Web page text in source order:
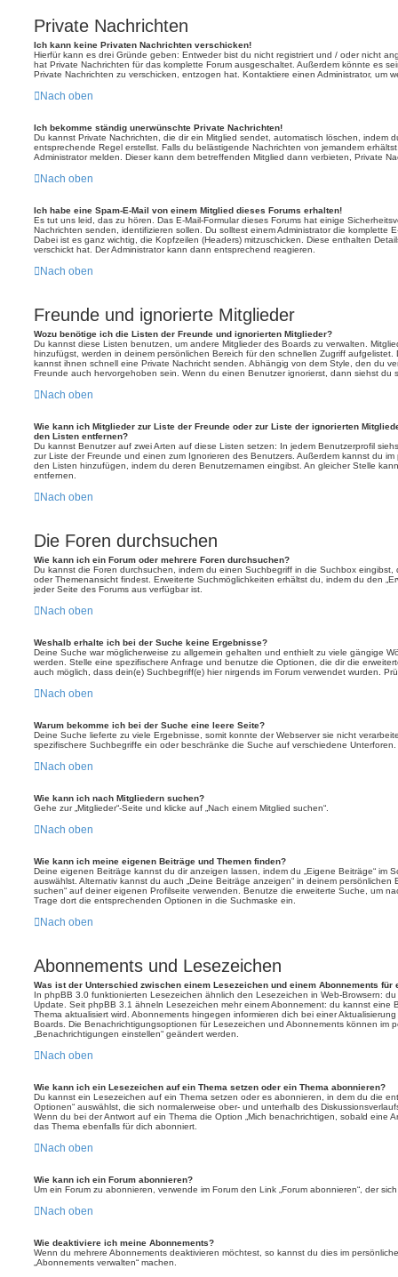
Private Nachrichten
Ich kann keine Privaten Nachrichten verschicken!
Hierfür kann es drei Gründe geben: Entweder bist du nicht registriert und / oder nicht
hat Private Nachrichten für das komplette Forum ausgeschaltet. Außerdem könnte es
Private Nachrichten zu verschicken, entzogen hat. Kontaktiere einen Administrator, um
Nach oben
Ich bekomme ständig unerwünschte Private Nachrichten!
Du kannst Private Nachrichten, die dir ein Mitglied sendet, automatisch löschen, indem
entsprechende Regel erstellst. Falls du belästigende Nachrichten von jemandem
Administrator melden. Dieser kann dem betreffenden Mitglied dann verbieten, Private
Nach oben
Ich habe eine Spam-E-Mail von einem Mitglied dieses Forums erhalten!
Es tut uns leid, das zu hören. Das E-Mail-Formular dieses Forums hat einige
Nachrichten senden, identifizieren sollen. Du solltest einem Administrator die komplette
Dabei ist es ganz wichtig, die Kopfzeilen (Headers) mitzuschicken. Diese enthalten
verschickt hat. Der Administrator kann dann entsprechend reagieren.
Nach oben
Freunde und ignorierte Mitglieder
Wozu benötige ich die Listen der Freunde und ignorierten Mitglieder?
Du kannst diese Listen benutzen, um andere Mitglieder des Boards zu verwalten.
hinzufügst, werden in deinem persönlichen Bereich für den schnellen Zugriff
kannst ihnen schnell eine Private Nachricht senden. Abhängig von dem Style, den du
Freunde auch hervorgehoben sein. Wenn du einen Benutzer ignorierst, dann siehst du
Nach oben
Wie kann ich Mitglieder zur Liste der Freunde oder zur Liste der ignorierten
den Listen entfernen?
Du kannst Benutzer auf zwei Arten auf diese Listen setzen: In jedem Benutzerprofil
zur Liste der Freunde und einen zum Ignorieren des Benutzers. Außerdem kannst du
den Listen hinzufügen, indem du deren Benutzernamen eingibst. An gleicher Stelle
entfernen.
Nach oben
Die Foren durchsuchen
Wie kann ich ein Forum oder mehrere Foren durchsuchen?
Du kannst die Foren durchsuchen, indem du einen Suchbegriff in die Suchbox eingibst,
oder Themenansicht findest. Erweiterte Suchmöglichkeiten erhältst du, indem du den
jeder Seite des Forums aus verfügbar ist.
Nach oben
Weshalb erhalte ich bei der Suche keine Ergebnisse?
Deine Suche war möglicherweise zu allgemein gehalten und enthielt zu viele gängige
werden. Stelle eine spezifischere Anfrage und benutze die Optionen, die dir die
auch möglich, dass dein(e) Suchbegriff(e) hier nirgends im Forum verwendet wurden.
Nach oben
Warum bekomme ich bei der Suche eine leere Seite?
Deine Suche lieferte zu viele Ergebnisse, somit konnte der Webserver sie nicht
spezifischere Suchbegriffe ein oder beschränke die Suche auf verschiedene Unterforen.
Nach oben
Wie kann ich nach Mitgliedern suchen?
Gehe zur „Mitglieder“-Seite und klicke auf „Nach einem Mitglied suchen“.
Nach oben
Wie kann ich meine eigenen Beiträge und Themen finden?
Deine eigenen Beiträge kannst du dir anzeigen lassen, indem du „Eigene Beiträge“ im
auswählst. Alternativ kannst du auch „Deine Beiträge anzeigen“ in deinem persönlichen
suchen“ auf deiner eigenen Profilseite verwenden. Benutze die erweiterte Suche, um
Trage dort die entsprechenden Optionen in die Suchmaske ein.
Nach oben
Abonnements und Lesezeichen
Was ist der Unterschied zwischen einem Lesezeichen und einem Abonnements für
In phpBB 3.0 funktionierten Lesezeichen ähnlich den Lesezeichen in Web-Browsern:
Update. Seit phpBB 3.1 ähneln Lesezeichen mehr einem Abonnement: du kannst eine
Thema aktualisiert wird. Abonnements hingegen informieren dich bei einer
Boards. Die Benachrichtigungsoptionen für Lesezeichen und Abonnements können im
„Benachrichtigungen einstellen“ geändert werden.
Nach oben
Wie kann ich ein Lesezeichen auf ein Thema setzen oder ein Thema abonnieren?
Du kannst ein Lesezeichen auf ein Thema setzen oder es abonnieren, in dem du die
Optionen“ auswählst, die sich normalerweise ober- und unterhalb des
Wenn du bei der Antwort auf ein Thema die Option „Mich benachrichtigen, sobald eine
das Thema ebenfalls für dich abonniert.
Nach oben
Wie kann ich ein Forum abonnieren?
Um ein Forum zu abonnieren, verwende im Forum den Link „Forum abonnieren“, der
Nach oben
Wie deaktiviere ich meine Abonnements?
Wenn du mehrere Abonnements deaktivieren möchtest, so kannst du dies im
„Abonnements verwalten“ machen.